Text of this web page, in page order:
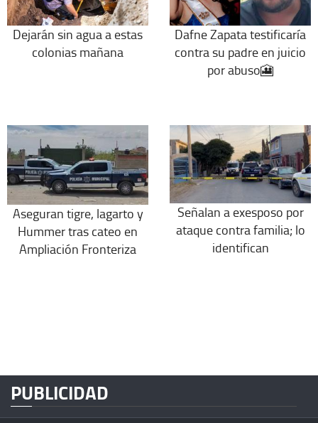
Dejarán sin agua a estas
colonias mañana
Dafne Zapata testificaría
contra su padre en juicio
por abuso🎦
Aseguran tigre, lagarto y
Hummer tras cateo en
Ampliación Fronteriza
Señalan a exesposo por
ataque contra familia; lo
identifican
PUBLICIDAD